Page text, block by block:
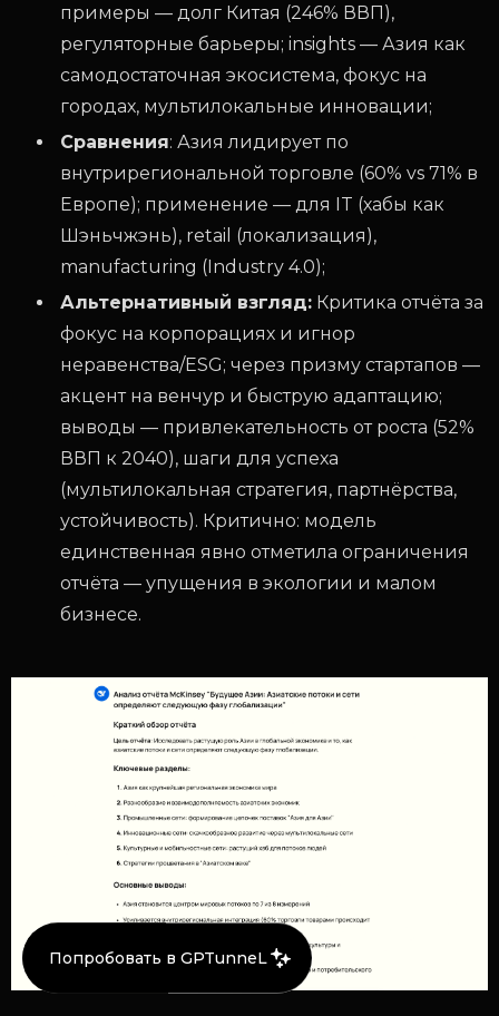
примеры — долг Китая (246% ВВП),
регуляторные барьеры; insights — Азия как
самодостаточная экосистема, фокус на
городах, мультилокальные инновации;
Сравнения: Азия лидирует по
внутрирегиональной торговле (60% vs 71% в
Европе); применение — для IT (хабы как
Шэньчжэнь), retail (локализация),
manufacturing (Industry 4.0);
Альтернативный взгляд: Критика отчёта за
фокус на корпорациях и игнор
неравенства/ESG; через призму стартапов —
акцент на венчур и быструю адаптацию;
выводы — привлекательность от роста (52%
ВВП к 2040), шаги для успеха
(мультилокальная стратегия, партнёрства,
устойчивость). Критично: модель
единственная явно отметила ограничения
отчёта — упущения в экологии и малом
бизнесе.
Попробовать в GPTunneL